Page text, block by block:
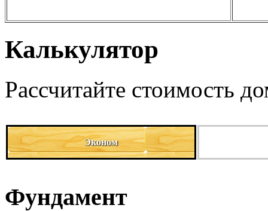
Калькулятор
Рассчитайте стоимость
Эконом
Фундамент